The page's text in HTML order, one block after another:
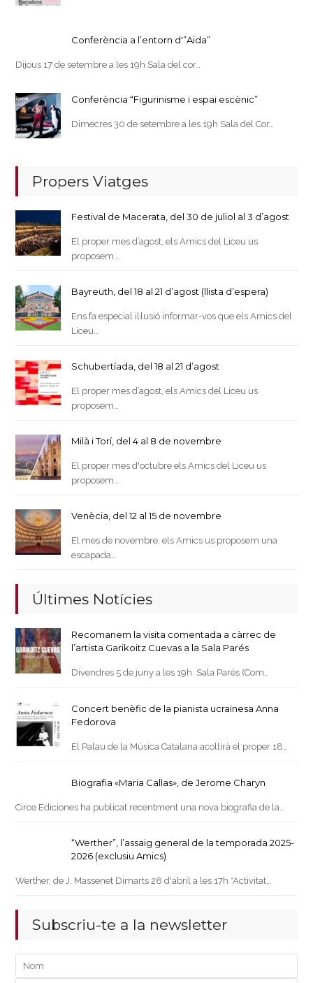
Conferència a l’entorn d'”Aida”
Dijous 17 de setembre a les 19h Sala del cor…
Conferència “Figurinisme i espai escènic”
Dimecres 30 de setembre a les 19h Sala del Cor…
Propers Viatges
Festival de Macerata, del 30 de juliol al 3 d’agost
El proper mes d’agost, els Amics del Liceu us
proposem…
Bayreuth, del 18 al 21 d’agost (llista d’espera)
Ens fa especial il·lusió informar-vos que els Amics del
Liceu…
Schubertíada, del 18 al 21 d’agost
El proper mes d’agost, els Amics del Liceu us
proposem…
Milà i Torí, del 4 al 8 de novembre
El proper mes d'octubre els Amics del Liceu us
proposem…
Venècia, del 12 al 15 de novembre
El mes de novembre, els Amics us proposem una
escapada…
Últimes Notícies
Recomanem la visita comentada a càrrec de
l’artista Garikoitz Cuevas a la Sala Parés
Divendres 5 de juny a les 19h Sala Parés (Com…
Concert benèfic de la pianista ucraïnesa Anna
Fedorova
El Palau de la Música Catalana acollirà el proper 18…
Biografia «Maria Callas», de Jerome Charyn
Circe Ediciones ha publicat recentment una nova biografia de la…
“Werther”, l’assaig general de la temporada 2025-
2026 (exclusiu Amics)
Werther, de J. Massenet Dimarts 28 d'abril a les 17h *Activitat…
Subscriu-te a la newsletter